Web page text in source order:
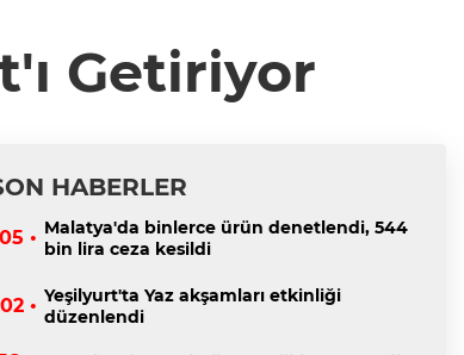
Getiriyor
HABERLER
• Malatya'da binlerce ürün denetlendi, 544
bin lira ceza kesildi
• Yeşilyurt'ta Yaz akşamları etkinliği
düzenlendi